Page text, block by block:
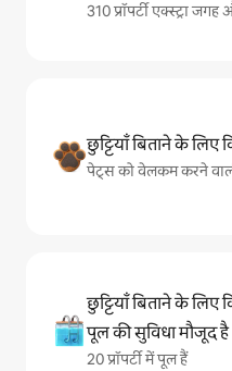
310 प्रॉपर्टी एक्स्ट्रा
छुट्टियाँ बिताने के लिए
पेट्स को वेलकम करने
छुट्टियाँ बिताने के लिए
पूल की सुविधा मौजूद है
20 प्रॉपर्टी में पूल हैं